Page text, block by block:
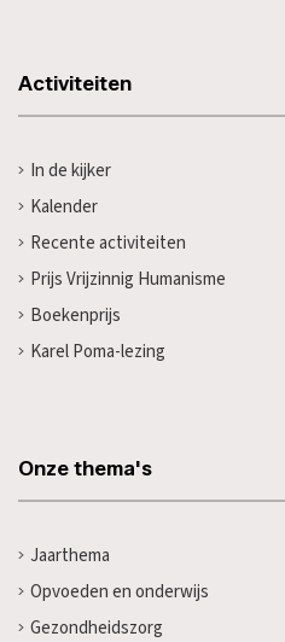
Activiteiten
In de kijker
Kalender
Recente activiteiten
Prijs Vrijzinnig Humanisme
Boekenprijs
Karel Poma-lezing
Onze thema's
Jaarthema
Opvoeden en onderwijs
Gezondheidszorg